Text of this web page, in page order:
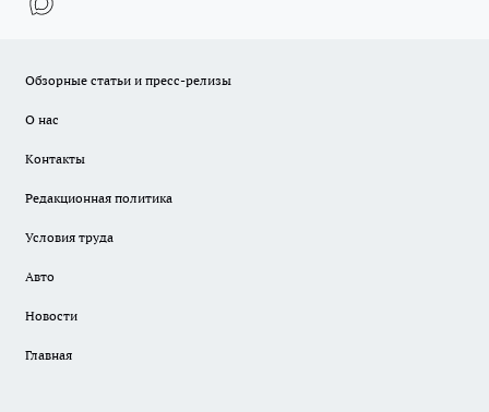
Обзорные статьи и пресс-релизы
О нас
Контакты
Редакционная политика
Условия труда
Авто
Новости
Главная